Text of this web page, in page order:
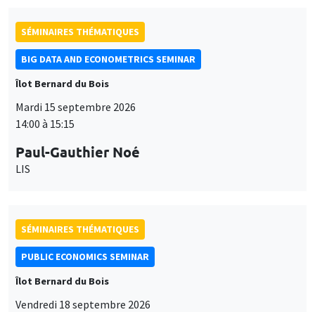
SÉMINAIRES THÉMATIQUES
BIG DATA AND ECONOMETRICS SEMINAR
Îlot Bernard du Bois
Mardi 15 septembre 2026
14:00 à 15:15
Paul-Gauthier Noé
LIS
SÉMINAIRES THÉMATIQUES
PUBLIC ECONOMICS SEMINAR
Îlot Bernard du Bois
Vendredi 18 septembre 2026